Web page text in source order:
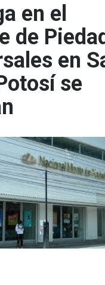
en el
de
en
se